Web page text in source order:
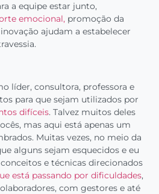
a equipe estar junto,
emocional, promoção da
ajudam a estabelecer
líder, consultora, professora e
para que sejam utilizados por
difíceis. Talvez muitos deles
mas aqui está apenas um
Muitas vezes, no meio da
alguns sejam esquecidos e eu
e técnicas direcionados
está passando por dificuldades,
com gestores e até